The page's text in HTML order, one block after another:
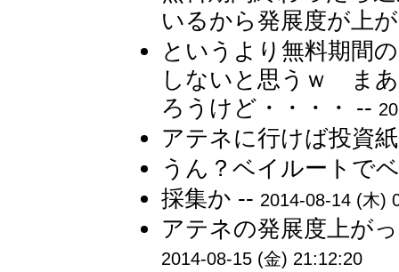
いるから発展度が上
というより無料期間
しないと思うｗ ま
ろうけど・・・・ --
アテネに行けば投資
うん？ベイルートで
採集か -- 2014-08-14 (木)
アテネの発展度上が
2014-08-15 (金) 21:12:20